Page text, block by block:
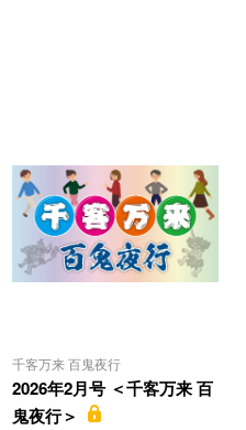
千客万来 百鬼夜行
2026年2月号 ＜千客万来 百
鬼夜行＞